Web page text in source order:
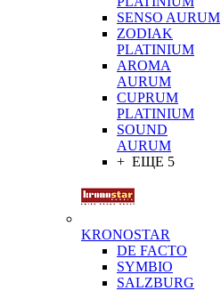
SENSO AURUM
ZODIAK
PLATINIUM
AROMA
AURUM
CUPRUM
PLATINIUM
SOUND
AURUM
+ ЕЩЕ 5
KRONOSTAR
DE FACTO
SYMBIO
SALZBURG